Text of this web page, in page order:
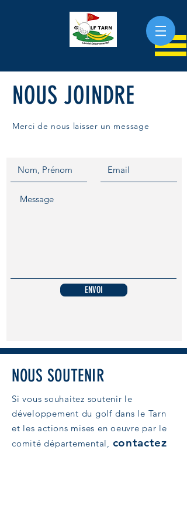
NOUS JOINDRE
Merci de nous laisser un message
ENVOI
NOUS SOUTENIR
Si vous souhaitez soutenir le
développement du golf dans le Tarn
et les actions mises en oeuvre par le
comitédépartemental, contactez